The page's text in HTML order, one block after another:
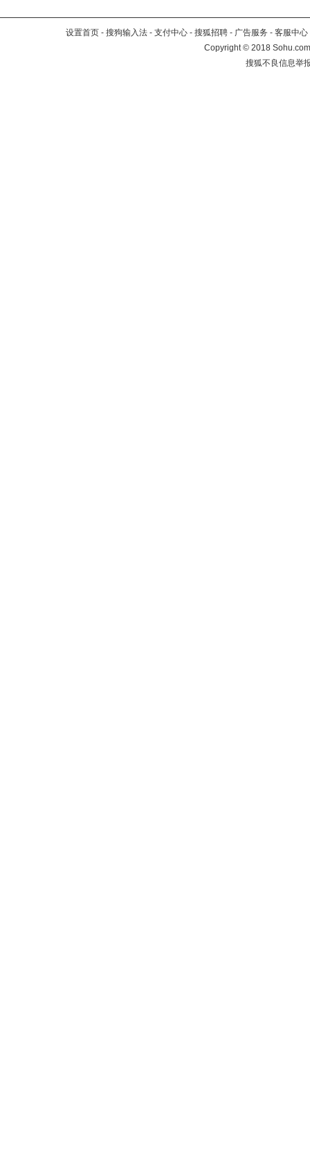
设置首页 - 搜狗输入法 - 支付中心 - 搜狐招聘 - 广告服务 - 客服中心
Copyright©2018
搜狐不良信息举